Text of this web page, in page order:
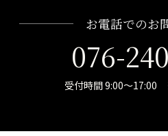
お電話でのお
076-
受付時間 9:00～17:00